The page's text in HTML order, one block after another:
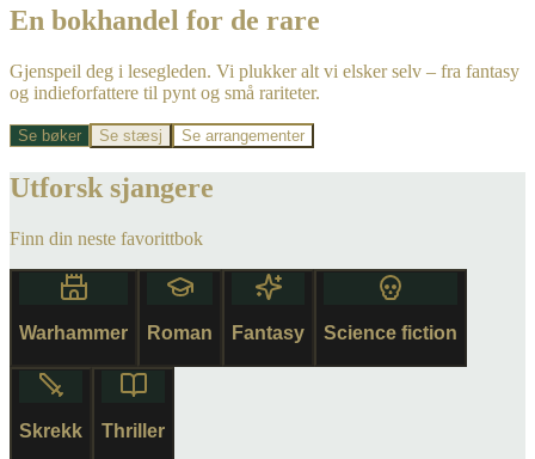
En bokhandel for de rare
Gjenspeil deg i lesegleden. Vi plukker alt vi elsker selv – fra fantasy
og indieforfattere til pynt og små rariteter.
Se bøker Se stæsj Se arrangementer
Utforsk sjangere
Finn din neste favorittbok
Warhammer Roman Fantasy Science fiction
Skrekk Thriller